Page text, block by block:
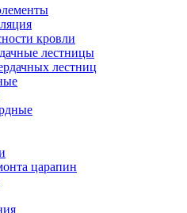
кровли
лестницы
лестниц
царапин